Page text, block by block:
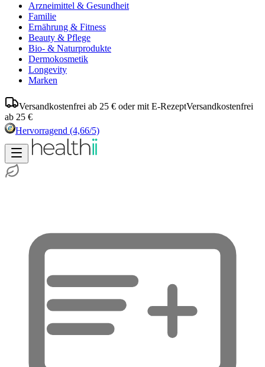
Arzneimittel & Gesundheit
Familie
Ernährung & Fitness
Beauty & Pflege
Bio- & Naturprodukte
Dermokosmetik
Longevity
Marken
Versandkostenfrei ab 25 € oder mit E-RezeptVersandkostenfrei
ab 25 €
Hervorragend (4,66/5)